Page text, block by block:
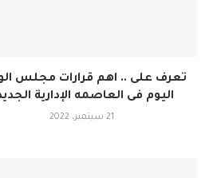
تعرف على .. اهم قرارات مجلس
اليوم فى العاصمه الإدارية
21 سبتمبر، 2022